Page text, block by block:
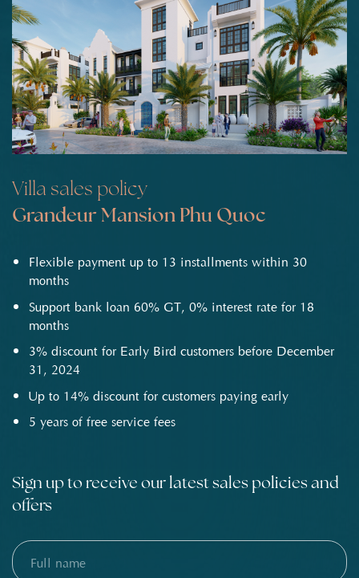
Villa sales policy
Grandeur Mansion Phu Quoc
Flexible payment up to 13 installments within 30
months
Support bank loan 60% GT, 0% interest rate for 18
months
3% discount for Early Bird customers before December
31, 2024
Up to 14% discount for customers paying early
5 years of free service fees
Sign up to receive our latest sales policies and
offers